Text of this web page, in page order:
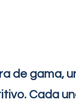
de gama,
Cada